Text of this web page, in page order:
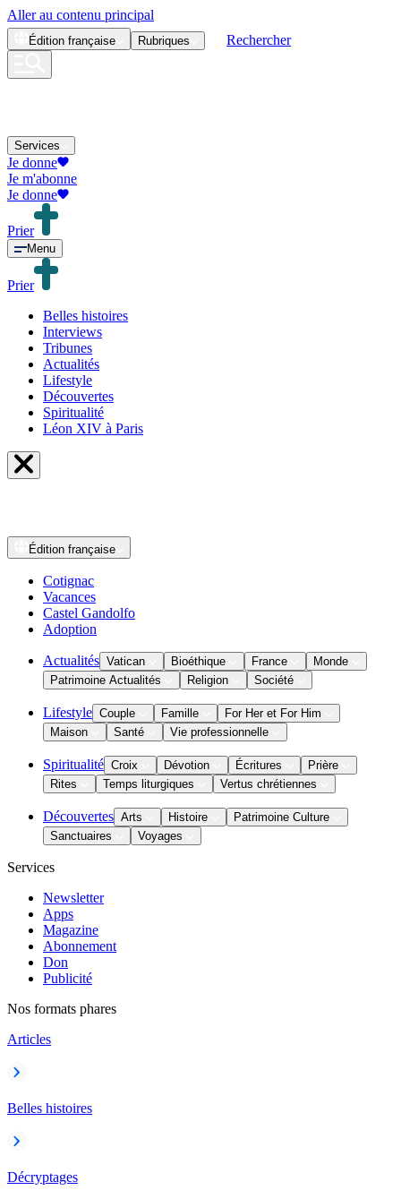
Aller au contenu principal
Édition française Rubriques Rechercher
Services
Je donne
Je m'abonne
Je donne
Prier
Menu
Prier
Belles histoires
Interviews
Tribunes
Actualités
Lifestyle
Découvertes
Spiritualité
Léon XIV à Paris
Édition française
Cotignac
Vacances
Castel Gandolfo
Adoption
Actualités Vatican Bioéthique France
Monde
Patrimoine Actualités
Religion Société
Lifestyle Couple Famille
For Her et For Him
Maison
Santé Vie professionnelle
Spiritualité Croix Dévotion Écritures
Prière
Rites
Temps liturgiques Vertus chrétiennes
Découvertes Arts Histoire
Patrimoine Culture
Sanctuaires
Voyages
Services
Newsletter
Apps
Magazine
Abonnement
Don
Publicité
Nos formats phares
Articles
Belles histoires
Décryptages